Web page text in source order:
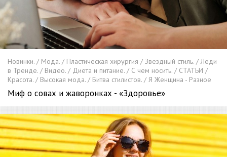
Новинки. / Мода. / Пластическая хирургия / Звездный стиль. / Леди
в Тренде. / Видео. / Диета и питание. / С чем носить. / СТАТЬИ /
Красота. / Высокая мода. / Битва стилистов. / Я Женщина - Разное
Миф о совах и жаворонках - «Здоровье»